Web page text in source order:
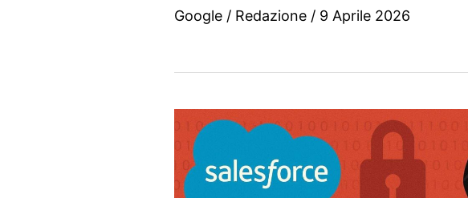
Google / Redazione / 9 Aprile 2026